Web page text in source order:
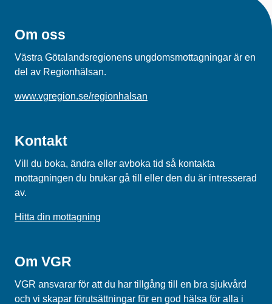
Om oss
Västra Götalandsregionens ungdomsmottagningar är en
del av Regionhälsan.
www.vgregion.se/regionhalsan
Kontakt
Vill du boka, ändra eller avboka tid så kontakta
mottagningen du brukar gå till eller den du är intresserad
av.
Hitta din mottagning
Om VGR
VGR ansvarar för att du har tillgång till en bra sjukvård
och vi skapar förutsättningar för en god hälsa för alla i